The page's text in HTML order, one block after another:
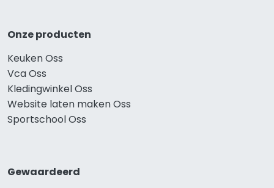
Onze producten
Keuken Oss
Vca Oss
Kledingwinkel Oss
Website laten maken Oss
Sportschool Oss
Gewaardeerd